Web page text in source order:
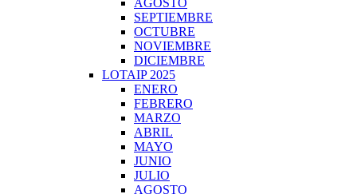
AGOSTO
SEPTIEMBRE
OCTUBRE
NOVIEMBRE
DICIEMBRE
LOTAIP 2025
ENERO
FEBRERO
MARZO
ABRIL
MAYO
JUNIO
JULIO
AGOSTO